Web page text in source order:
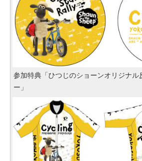
参加特典「ひつじのショーンオリジナル
ー」